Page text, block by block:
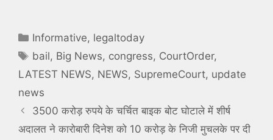
Categories
Informative, legaltoday
Tags
bail, Big News, congress, CourtOrder,
LATEST NEWS, NEWS, SupremeCourt, update
news
3500 करोड़ रुपये के चर्चित बाइक बोट घोटाले में शीर्ष
अदालत ने कारोबारी दिनेश को 10 करोड़ के निजी मुचलके पर दी